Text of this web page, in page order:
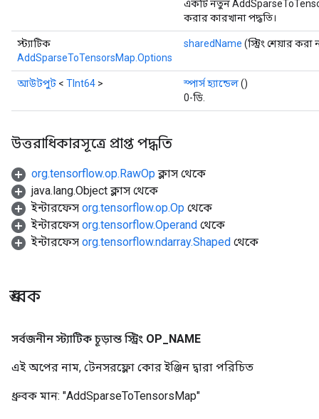
একটি নতুন
করার কারখানা পদ্ধতি।
স্ট্যাটিক
AddSparseToTensorsMap.Options
sharedName (স্ট্রিং শেয়ার করা
আউটপুট < TInt64 > স্পার্স হ্যান্ডেল()
0-ডি.
উত্তরাধিকারসূত্রে প্রাপ্ত পদ্ধতি
org.tensorflow.op.RawOp ক্লাস থেকে
java.lang.Object ক্লাস থেকে
ইন্টারফেস org.tensorflow.op.Op থেকে
ইন্টারফেস org.tensorflow.Operand থেকে
ইন্টারফেস org.tensorflow.ndarray.Shaped থেকে
ধ্রুবক
সর্বজনীন স্ট্যাটিক চূড়ান্ত স্ট্রিং OP NAME
এই অপের নাম, টেনসরফ্লো কোর ইঞ্জিন দ্বারা পরিচিত
ধ্রুবক মান: "AddSparseToTensorsMap"